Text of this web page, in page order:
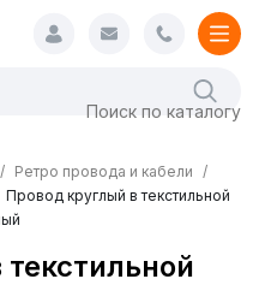
Ретро провода и кабели
Провод круглый в текстильной